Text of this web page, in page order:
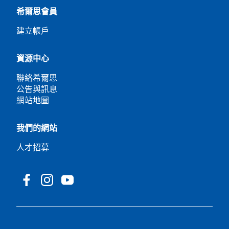
希爾思會員
建立帳戶
資源中心
聯絡希爾思
公告與訊息
網站地圖
我們的網站
人才招募